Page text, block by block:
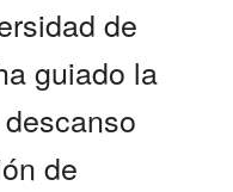
de
guiado la
de